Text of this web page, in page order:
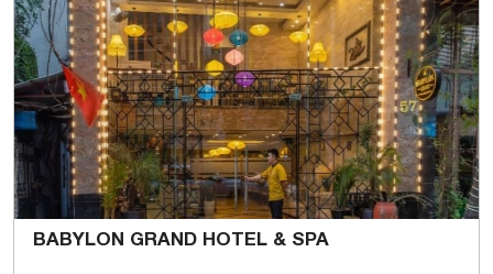
BABYLON GRAND HOTEL & SPA